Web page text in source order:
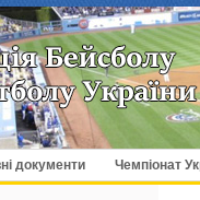
документи Чемпіонат